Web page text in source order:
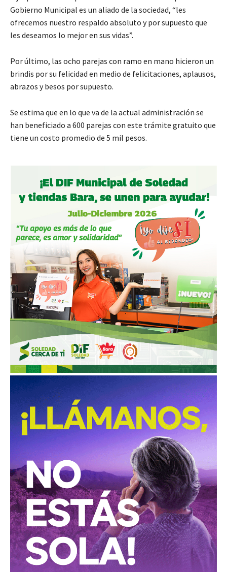
Gobierno Municipal es un aliado de la sociedad, “les
ofrecemos nuestro respaldo absoluto y por supuesto que
les deseamos lo mejor en sus vidas”.
Por último, las ocho parejas con ramo en mano hicieron un
brindis por su felicidad en medio de felicitaciones, aplausos,
abrazos y besos por supuesto.
Se estima que en lo que va de la actual administración se
han beneficiado a 600 parejas con este trámite gratuito que
tiene un costo promedio de 5 mil pesos.